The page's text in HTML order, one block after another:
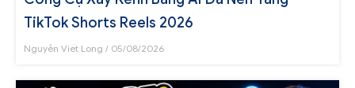
TikTok Shorts Reels 2026
Nguyễn Viết Long 05/08/2026